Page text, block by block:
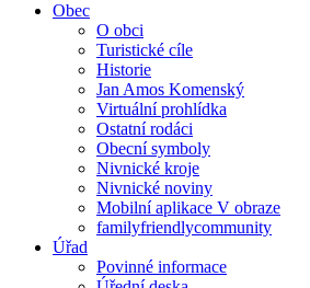
Obec
O obci
Turistické cíle
Historie
Jan Amos Komenský
Virtuální prohlídka
Ostatní rodáci
Obecní symboly
Nivnické kroje
Nivnické noviny
Mobilní aplikace V obraze
familyfriendlycommunity
Úřad
Povinné informace